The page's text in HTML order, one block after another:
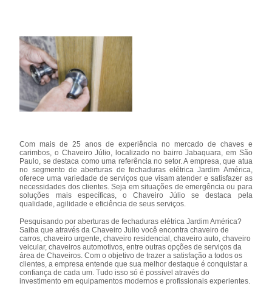
Com mais de 25 anos de experiência no mercado de chaves e
carimbos, o Chaveiro Júlio, localizado no bairro Jabaquara, em São
Paulo, se destaca como uma referência no setor. A empresa, que atua
no segmento de aberturas de fechaduras elétrica Jardim América,
oferece uma variedade de serviços que visam atender e satisfazer as
necessidades dos clientes. Seja em situações de emergência ou para
soluções mais específicas, o Chaveiro Júlio se destaca pela
qualidade, agilidade e eficiência de seus serviços.
Pesquisando por aberturas de fechaduras elétrica Jardim América?
Saiba que através da Chaveiro Julio você encontra chaveiro de
carros, chaveiro urgente, chaveiro residencial, chaveiro auto, chaveiro
veicular, chaveiros automotivos, entre outras opções de serviços da
área de Chaveiros. Com o objetivo de trazer a satisfação a todos os
clientes, a empresa entende que sua melhor destaque é conquistar a
confiança de cada um. Tudo isso só é possível através do
investimento em equipamentos modernos e profissionais experientes.